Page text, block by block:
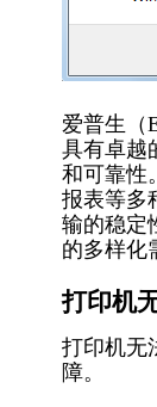
爱普生（
具有卓越
和可靠性
报表等多
输的稳定
的多样化
打印机
打印机无
障。